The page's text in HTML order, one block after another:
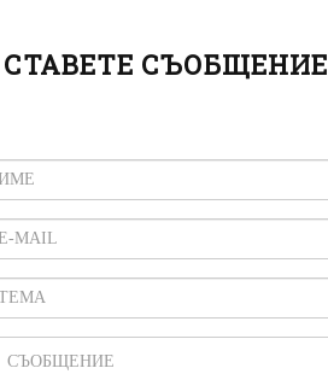
СЪОБЩЕНИЕ